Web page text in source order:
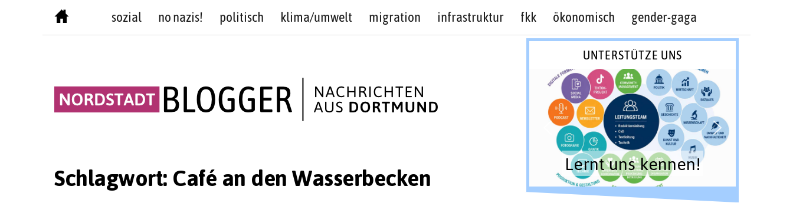
sozial no nazis! politisch klima/umwelt migration infrastruktur fkk ökonomisch gender-gaga
Schlagwort: Café an den Wasserbecken
UNTERSTÜTZE UNS
Lernt uns kennen!